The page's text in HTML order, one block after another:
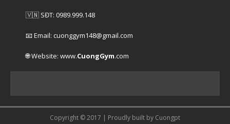
🇻🇳 SĐT: 0989.999.148
📧 Email: cuonggym148@gmail.com
🌐 Website: www.CuongGym.com
Copyright © 2017 | Proudly built by Cuongpt